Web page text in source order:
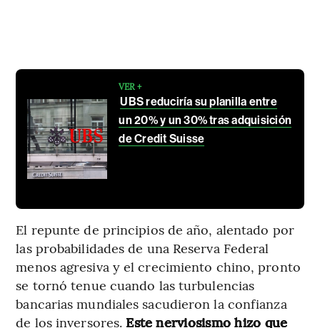
VER +
UBS reduciría su planilla entre
un 20% y un 30% tras adquisición
de Credit Suisse
El repunte de principios de año, alentado por
las probabilidades de una Reserva Federal
menos agresiva y el crecimiento chino, pronto
se tornó tenue cuando las turbulencias
bancarias mundiales sacudieron la confianza
de los inversores. Este nerviosismo hizo que